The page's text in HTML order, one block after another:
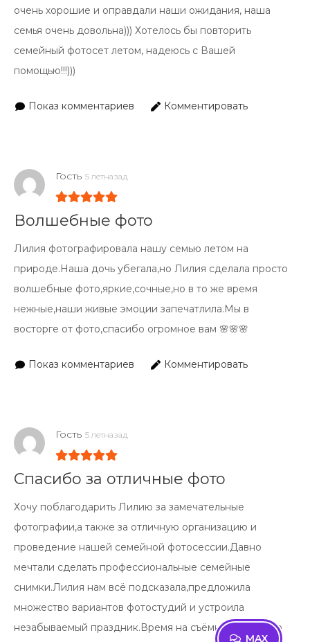
очень хорошие и оправдали наши ожидания, наша
семья очень довольна))) Хотелось бы повторить
семейный фотосет летом, надеюсь с Вашей
помощью!!!)))
Показ комментариев Комментировать
Гость 5 летназад
Волшебные фото
Лилия фотографировала нашу семью летом на
природе.Наша дочь убегала,но Лилия сделала просто
волшебные фото,яркие,сочные,но в то же время
нежные,наши живые эмоции запечатлила.Мы в
восторге от фото,спасибо огромное вам 🌸🌸🌸
Показ комментариев Комментировать
Гость 5 летназад
Спасибо за отличные фото
Хочу поблагодарить Лилию за замечательные
фотографии,а также за отличную организацию и
проведение нашей семейной фотосессии.Давно
мечтали сделать профессиональные семейные
снимки.Лилия нам всё подсказала,предложила
множество вариантов фотостудий и устроила
незабываемый праздник.Время на съёмке пролетело
MAX